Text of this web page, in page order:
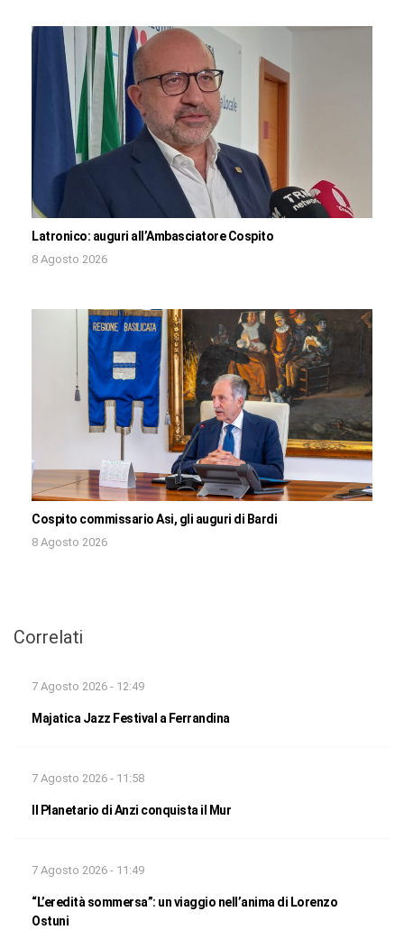
Latronico: auguri all’Ambasciatore Cospito
8 Agosto 2026
Cospito commissario Asi, gli auguri di Bardi
8 Agosto 2026
Correlati
7 Agosto 2026 - 12:49
Majatica Jazz Festival a Ferrandina
7 Agosto 2026 - 11:58
Il Planetario di Anzi conquista il Mur
7 Agosto 2026 - 11:49
“L’eredità sommersa”: un viaggio nell’anima di Lorenzo
Ostuni